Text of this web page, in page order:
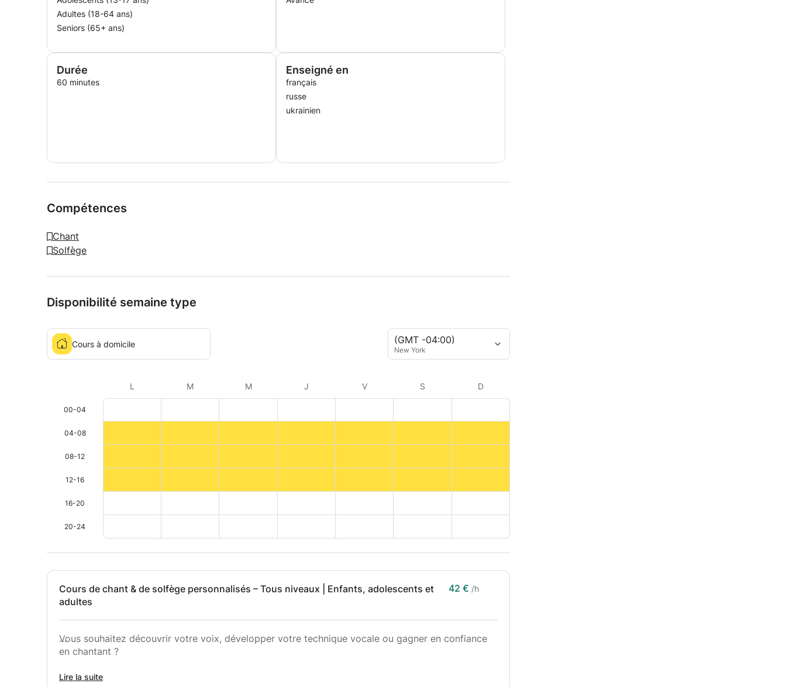
Adultes (18-64 ans)
Seniors (65+ ans)
Durée
60 minutes
Enseigné en
français
russe
ukrainien
Compétences
Chant
Solfège
Disponibilité semaine type
(GMT -04:00)
New York
Cours à domicile
L M M J V S D
00-04
04-08
08-12
12-16
16-20
20-24
Cours de chant & de solfège personnalisés – Tous niveaux | Enfants, adolescents et
adultes
42 € /h
Vous souhaitez découvrir votre voix, développer votre technique vocale ou gagner en confiance
en chantant ?
Diplômée d’un Conservatoire en France, je propose des cours personnalisés de chant et de
Lire la suite